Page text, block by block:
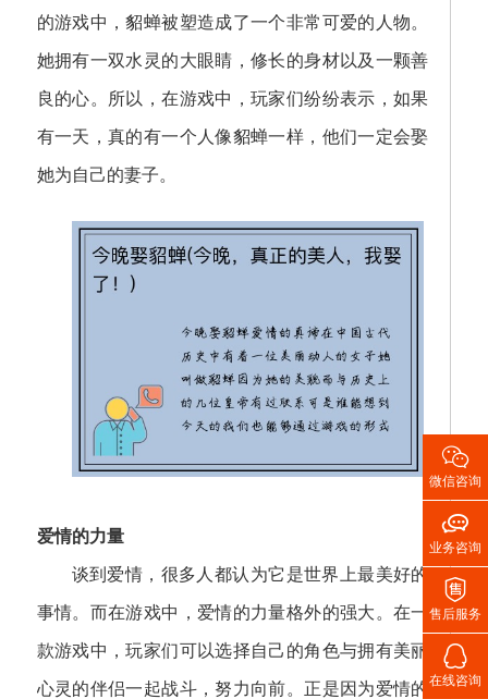
的游戏中，貂蝉被塑造成了一个非常可爱的人物。
她拥有一双水灵的大眼睛，修长的身材以及一颗善
良的心。所以，在游戏中，玩家们纷纷表示，如果
有一天，真的有一个人像貂蝉一样，他们一定会娶
她为自己的妻子。
爱情的力量
谈到爱情，很多人都认为它是世界上最美好的
事情。而在游戏中，爱情的力量格外的强大。在一
款游戏中，玩家们可以选择自己的角色与拥有美丽
心灵的伴侣一起战斗，努力向前。正是因为爱情的

微信咨询

业务咨询

售后服务

在线咨询